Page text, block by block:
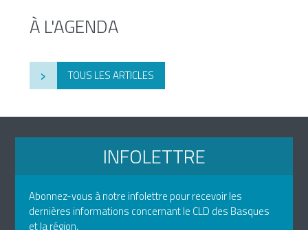
À L'AGENDA
› TOUS LES ARTICLES
INFOLETTRE
Abonnez-vous à notre infolettre pour recevoir les
dernières informations concernant le CLD des Basques
et la région.